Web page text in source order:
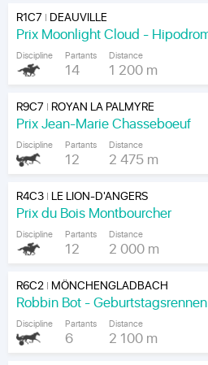
R1C7 | DEAUVILLE
Discipline Partants
14
Distance
1 200 m
R9C7 | ROYAN LA PALMYRE
Prix Jean-Marie Chasseboeuf
Discipline Partants
12
Distance
2 475 m
R4C3| LE LION-D'ANGERS
Prix du Bois Montbourcher
Discipline Partants
12
Distance
2 000 m
R6C2| MÖNCHENGLADBACH
Robbin Bot - Geburtstagsrennen
Discipline Partants
6
Distance
2 100 m